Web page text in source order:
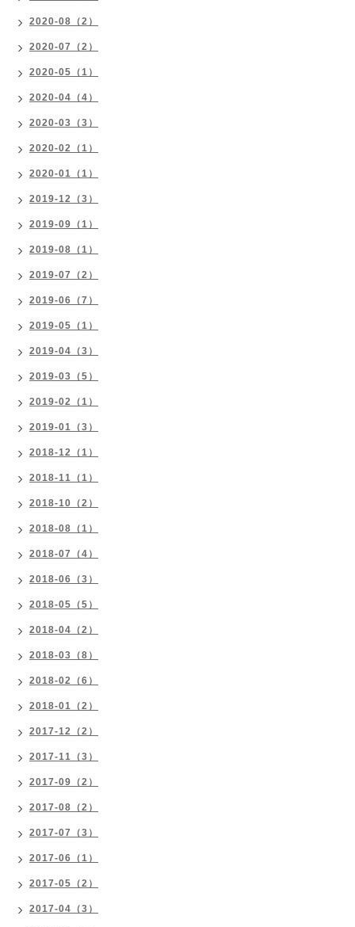
2020-08（2）
2020-07（2）
2020-05（1）
2020-04（4）
2020-03（3）
2020-02（1）
2020-01（1）
2019-12（3）
2019-09（1）
2019-08（1）
2019-07（2）
2019-06（7）
2019-05（1）
2019-04（3）
2019-03（5）
2019-02（1）
2019-01（3）
2018-12（1）
2018-11（1）
2018-10（2）
2018-08（1）
2018-07（4）
2018-06（3）
2018-05（5）
2018-04（2）
2018-03（8）
2018-02（6）
2018-01（2）
2017-12（2）
2017-11（3）
2017-09（2）
2017-08（2）
2017-07（3）
2017-06（1）
2017-05（2）
2017-04（3）